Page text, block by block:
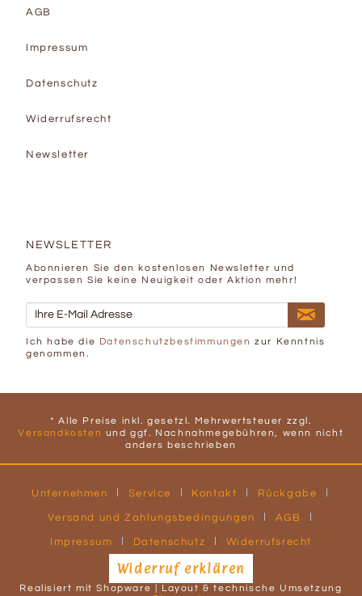
AGB
Impressum
Datenschutz
Widerrufsrecht
Newsletter
NEWSLETTER
Abonnieren Sie den kostenlosen Newsletter und
verpassen Sie keine Neuigkeit oder Aktion mehr!
Ich habe die Datenschutzbestimmungen zur Kenntnis
genommen.
* Alle Preise inkl. gesetzl. Mehrwertsteuer zzgl.
Versandkosten und ggf. Nachnahmegebühren, wenn nicht
anders beschrieben
Unternehmen Service Kontakt Rückgabe
Versand und Zahlungsbedingungen AGB
Impressum Datenschutz Widerrufsrecht
Widerruf erklären
Realisiert mit Shopware | Layout & technische Umsetzung